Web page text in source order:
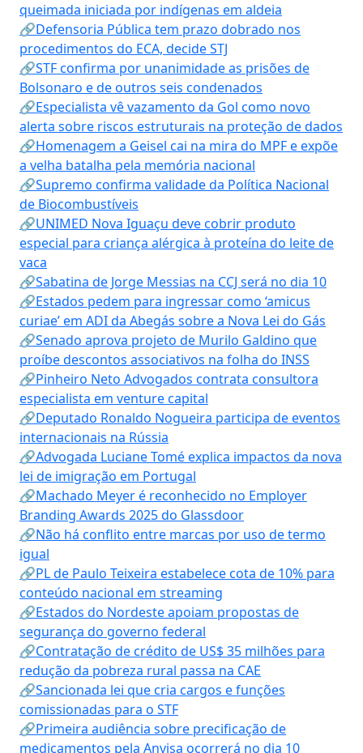
queimada iniciada por indígenas em aldeia
🔗Defensoria Pública tem prazo dobrado nos
procedimentos do ECA, decide STJ
🔗STF confirma por unanimidade as prisões de
Bolsonaro e de outros seis condenados
🔗Especialista vê vazamento da Gol como novo
alerta sobre riscos estruturais na proteção de dados
🔗Homenagem a Geisel cai na mira do MPF e expõe
a velha batalha pela memória nacional
🔗Supremo confirma validade da Política Nacional
de Biocombustíveis
🔗UNIMED Nova Iguaçu deve cobrir produto
especial para criança alérgica à proteína do leite de
vaca
🔗Sabatina de Jorge Messias na CCJ será no dia 10
🔗Estados pedem para ingressar como ‘amicus
curiae’ em ADI da Abegás sobre a Nova Lei do Gás
🔗Senado aprova projeto de Murilo Galdino que
proíbe descontos associativos na folha do INSS
🔗Pinheiro Neto Advogados contrata consultora
especialista em venture capital
🔗Deputado Ronaldo Nogueira participa de eventos
internacionais na Rússia
🔗Advogada Luciane Tomé explica impactos da nova
lei de imigração em Portugal
🔗Machado Meyer é reconhecido no Employer
Branding Awards 2025 do Glassdoor
🔗Não há conflito entre marcas por uso de termo
igual
🔗PL de Paulo Teixeira estabelece cota de 10% para
conteúdo nacional em streaming
🔗Estados do Nordeste apoiam propostas de
segurança do governo federal
🔗Contratação de crédito de US$ 35 milhões para
redução da pobreza rural passa na CAE
🔗Sancionada lei que cria cargos e funções
comissionadas para o STF
🔗Primeira audiência sobre precificação de
medicamentos pela Anvisa ocorrerá no dia 10